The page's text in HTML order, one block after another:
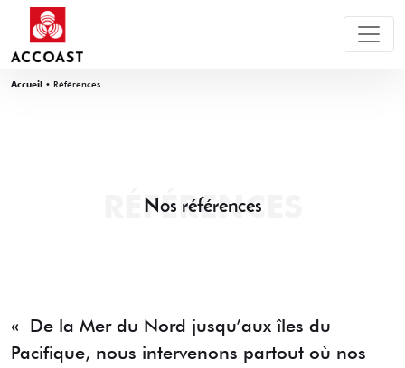
Accueil • Références
Nos références
RÉFÉRENCES
« De la Mer du Nord jusqu’aux îles du
Pacifique, nous intervenons partout où nos